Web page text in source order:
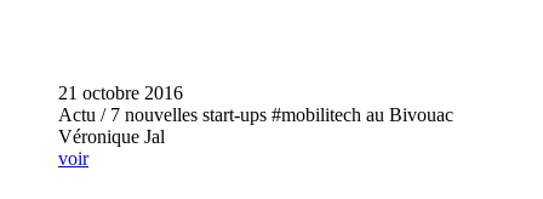
21 octobre 2016
Actu / 7 nouvelles start-ups #mobilitech au Bivouac
Véronique Jal
voir